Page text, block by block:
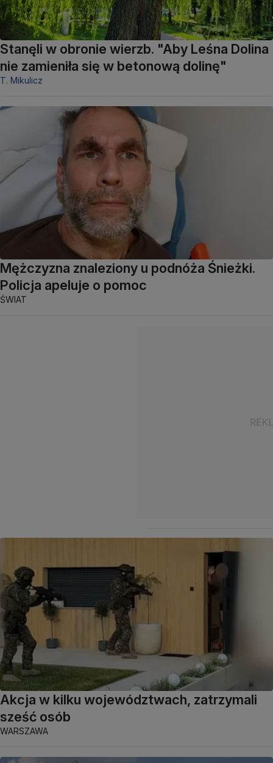
Stanęli w obronie wierzb. "Aby Leśna Dolina
nie zamieniła się w betonową dolinę"
T. Mikulicz
Mężczyzna znaleziony u podnóża Śnieżki.
Policja apeluje o pomoc
ŚWIAT
Akcja w kilku województwach, zatrzymali
sześć osób
WARSZAWA